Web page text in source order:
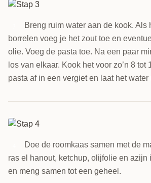
Breng ruim water aan de kook. Als
borrelen voeg je het zout toe en
olie. Voeg de pasta toe. Na een paar
los van elkaar. Kook het voor zo’n 8 tot
pasta af in een vergiet en laat het water
Doe de roomkaas samen met de
ras el hanout, ketchup, olijfolie en azijn
en meng samen tot een geheel.